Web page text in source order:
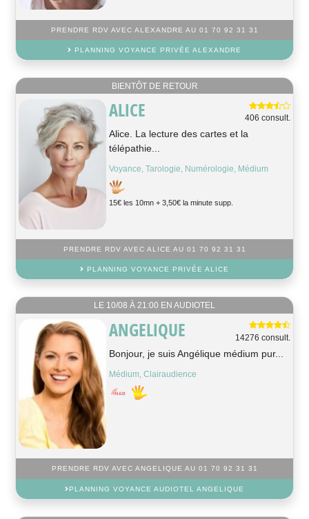
PRENDRE RDV AVEC ALEXANDRE AU 01 70 92 31 31
PLANNING VOYANCE PRIVÉE ALEXANDRE
BIENTÔT DE RETOUR
ALICE 406 consult.
Alice. La lecture des cartes et la
télépathie...
Voyance, Tarologie, Numérologie, Médium
15€ les 10mn + 3,50€ la minute supp.
PRENDRE RDV AVEC ALICE AU 01 70 92 31 31
PLANNING VOYANCE PRIVÉE ALICE
LE 10/08 À 21:00 EN AUDIOTEL
ANGELIQUE 14276 consult.
Bonjour, je suis Angélique médium pur...
Médium, Clairaudience
PRENDRE RDV AVEC ANGELIQUE AU 01 70 92 31 31
PLANNING VOYANCE AUDIOTEL ANGELIQUE